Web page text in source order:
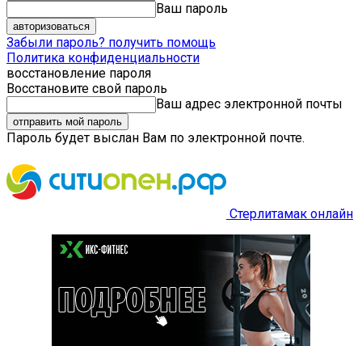
Ваш пароль
Забыли пароль? получить помощь
Политика конфиденциальности
восстановление пароля
Восстановите свой пароль
Ваш адрес электронной почты
Пароль будет выслан Вам по электронной почте.
Стерлитамак онлайн